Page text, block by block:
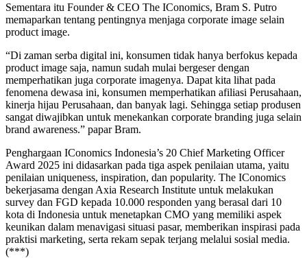
Sementara itu Founder & CEO The IConomics, Bram S. Putro
memaparkan tentang pentingnya menjaga corporate image selain
product image.
“Di zaman serba digital ini, konsumen tidak hanya berfokus kepada
product image saja, namun sudah mulai bergeser dengan
memperhatikan juga corporate imagenya. Dapat kita lihat pada
fenomena dewasa ini, konsumen memperhatikan afiliasi Perusahaan,
kinerja hijau Perusahaan, dan banyak lagi. Sehingga setiap produsen
sangat diwajibkan untuk menekankan corporate branding juga selain
brand awareness.” papar Bram.
Penghargaan IConomics Indonesia’s 20 Chief Marketing Officer
Award 2025 ini didasarkan pada tiga aspek penilaian utama, yaitu
penilaian uniqueness, inspiration, dan popularity. The IConomics
bekerjasama dengan Axia Research Institute untuk melakukan
survey dan FGD kepada 10.000 responden yang berasal dari 10
kota di Indonesia untuk menetapkan CMO yang memiliki aspek
keunikan dalam menavigasi situasi pasar, memberikan inspirasi pada
praktisi marketing, serta rekam sepak terjang melalui sosial media.
(***)